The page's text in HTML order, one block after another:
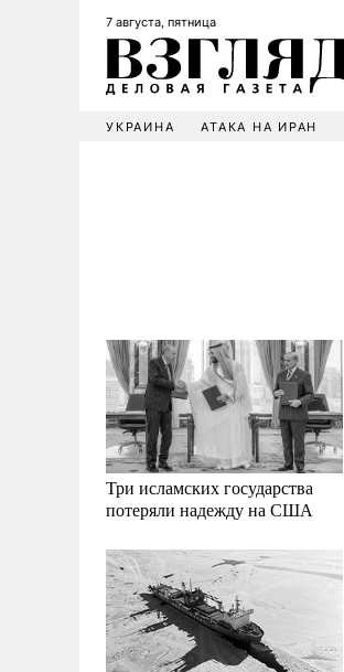
7 августа, пятница
УКРАИНА АТАКА НА ИРАН
Три исламских государства
потеряли надежду на США